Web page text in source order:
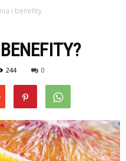
i benefity
244 0